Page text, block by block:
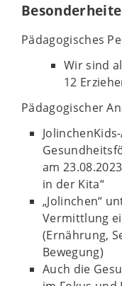
Pädagogisches
Wir sind
12
Pädagogischer
am
in der Kita“
„Jolinchen“
Vermittlung
(Ernährung,
Bewegung)
Auch die